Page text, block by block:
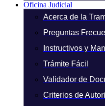
Oficina Judicial
Acerca de la
Preguntas
Instructivos y
Trámite Fácil
Validador de
Criterios de